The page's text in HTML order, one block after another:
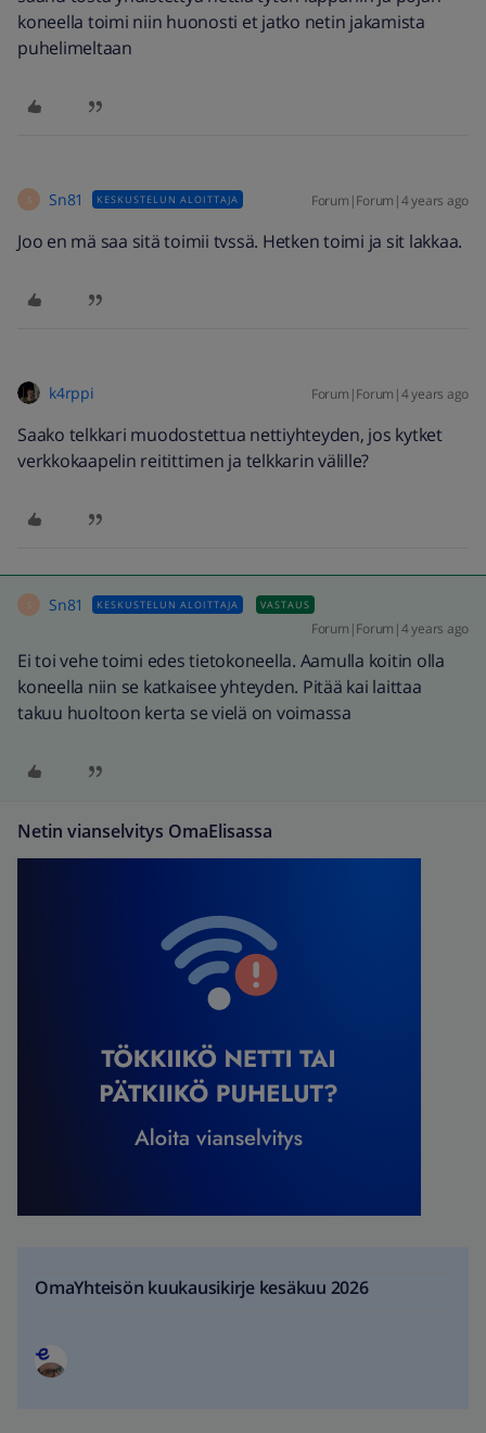
koneella toimi niin huonosti et jatko netin jakamista
puhelimeltaan
S Sn81 KESKUSTELUN ALOITTAJA Forum|Forum|4 years ago
Joo en mä saa sitä toimii tvssä. Hetken toimi ja sit lakkaa.
k4rppi Forum|Forum|4 years ago
Saako telkkari muodostettua nettiyhteyden, jos kytket
verkkokaapelin reitittimen ja telkkarin välille?
S Sn81 KESKUSTELUN ALOITTAJA VASTAUS
Forum|Forum|4 years ago
Ei toi vehe toimi edes tietokoneella. Aamulla koitin olla
koneella niin se katkaisee yhteyden. Pitää kai laittaa
takuu huoltoon kerta se vielä on voimassa
Netin vianselvitys OmaElisassa
OmaYhteisön kuukausikirje kesäkuu 2026